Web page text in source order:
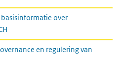
over
en regulering van